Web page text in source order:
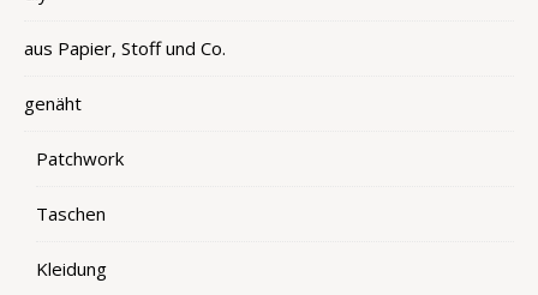
aus Papier, Stoff und Co.
genäht
Patchwork
Taschen
Kleidung